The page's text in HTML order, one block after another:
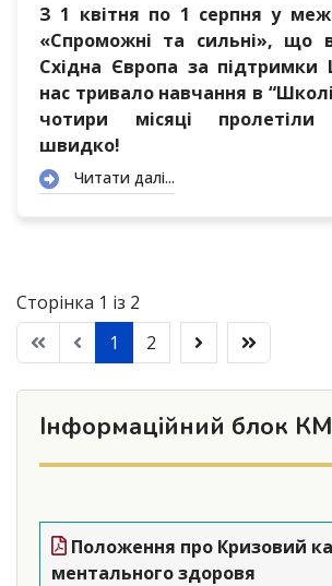
З 1 квітня по 1 серпня у
«Спроможні та сильні», що
Східна Європа за підтримки
нас тривало навчання в “Школі
чотири місяці пролетіли
швидко!
Читати далі...
Сторінка 1 із 2
1
2
Інформаційний блок
Положення про Кризовий
ментального здоровя